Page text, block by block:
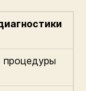
процедуры